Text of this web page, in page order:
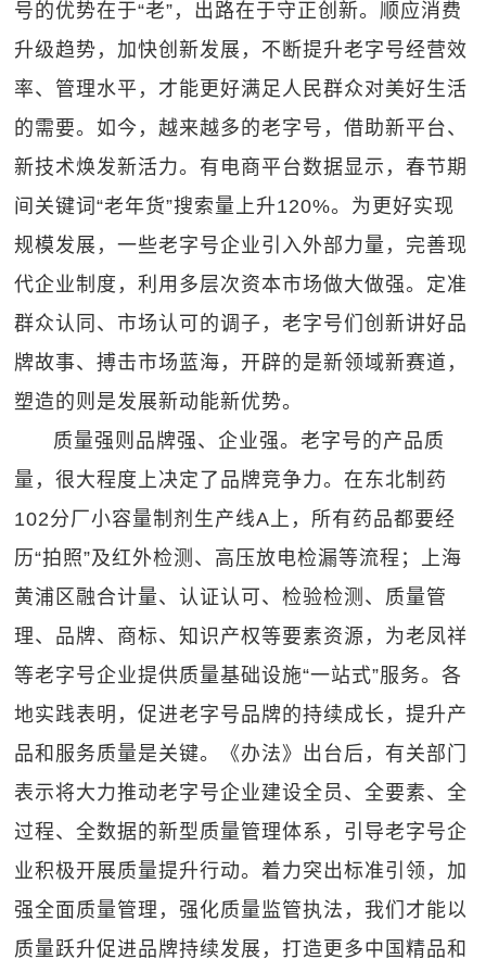
号的优势在于“老”，出路在于守正创新。顺应消费
升级趋势，加快创新发展，不断提升老字号经营效
率、管理水平，才能更好满足人民群众对美好生活
的需要。如今，越来越多的老字号，借助新平台、
新技术焕发新活力。有电商平台数据显示，春节期
间关键词“老年货”搜索量上升120%。为更好实现
规模发展，一些老字号企业引入外部力量，完善现
代企业制度，利用多层次资本市场做大做强。定准
群众认同、市场认可的调子，老字号们创新讲好品
牌故事、搏击市场蓝海，开辟的是新领域新赛道，
塑造的则是发展新动能新优势。
质量强则品牌强、企业强。老字号的产品质
量，很大程度上决定了品牌竞争力。在东北制药
102分厂小容量制剂生产线A上，所有药品都要经
历“拍照”及红外检测、高压放电检漏等流程；上海
黄浦区融合计量、认证认可、检验检测、质量管
理、品牌、商标、知识产权等要素资源，为老凤祥
等老字号企业提供质量基础设施“一站式”服务。各
地实践表明，促进老字号品牌的持续成长，提升产
品和服务质量是关键。《办法》出台后，有关部门
表示将大力推动老字号企业建设全员、全要素、全
过程、全数据的新型质量管理体系，引导老字号企
业积极开展质量提升行动。着力突出标准引领，加
强全面质量管理，强化质量监管执法，我们才能以
质量跃升促进品牌持续发展，打造更多中国精品和